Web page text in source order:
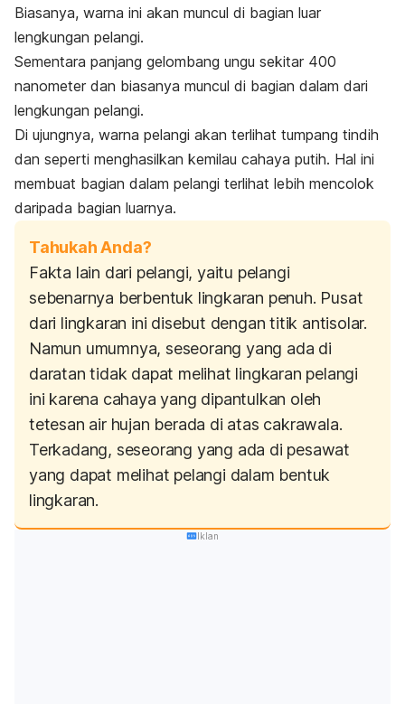
Biasanya, warna ini akan muncul di bagian luar
lengkungan pelangi.
Sementara panjang gelombang ungu sekitar 400
nanometer dan biasanya muncul di bagian dalam dari
lengkungan pelangi.
Di ujungnya, warna pelangi akan terlihat tumpang tindih
dan seperti menghasilkan kemilau cahaya putih. Hal ini
membuat bagian dalam pelangi terlihat lebih mencolok
daripada bagian luarnya.
Tahukah Anda?
Fakta lain dari pelangi, yaitu pelangi
sebenarnya berbentuk lingkaran penuh. Pusat
dari lingkaran ini disebut dengan titik antisolar.
Namun umumnya, seseorang yang ada di
daratan tidak dapat melihat lingkaran pelangi
ini karena cahaya yang dipantulkan oleh
tetesan air hujan berada di atas cakrawala.
Terkadang, seseorang yang ada di pesawat
yang dapat melihat pelangi dalam bentuk
lingkaran.
Iklan